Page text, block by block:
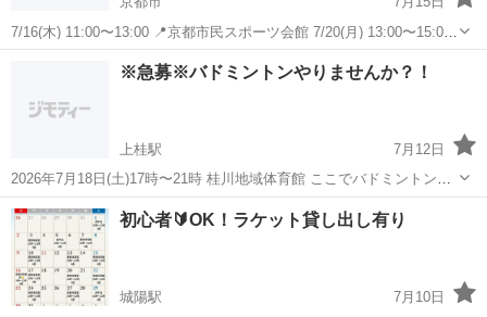
7/16(木) 11:00〜13:00 📍京都市民スポーツ会館 7/20(月) 13:00〜15:00
📍桂川地域体育館 初心者の方も大歓迎です🔰 僕もバドミントンの経験
ないですがめっちゃ楽しくやってます😆 男女MI...
バドミントン 参加者募集
※急募※バドミントンやりませんか？！
上桂駅
7月12日
2026年7月18日(土)17時〜21時 桂川地域体育館 ここでバドミントンす
るのですが人数不足で、急遽参加できる方を1〜3名程募集します！ 現
在私含め2人が集まっております！！ 私と友人が参加します！ 2人とも
経験者です...
京都 京都市 上桂駅 バドミントン 右京
初心者🔰OK！ラケット貸し出し有り
城陽駅
7月10日